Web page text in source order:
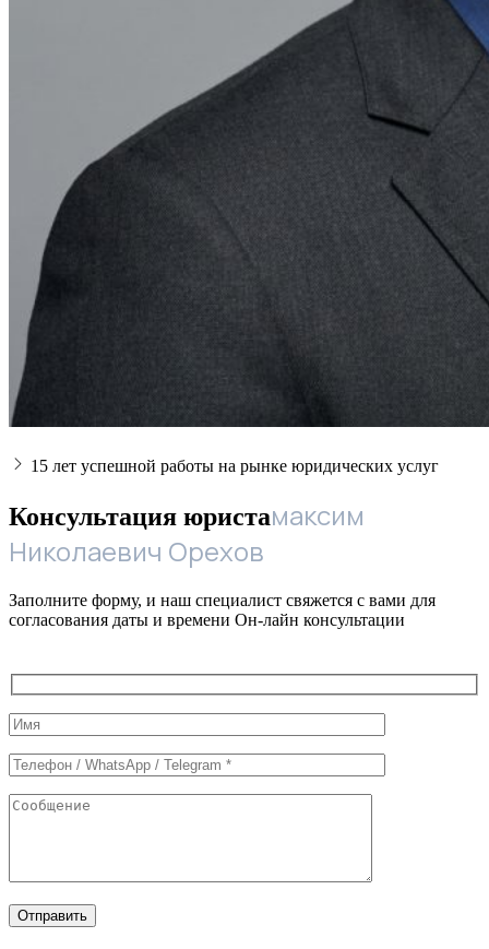
15 лет успешной работы на рынке юридических услуг
Консультация юристамаксим
Николаевич Орехов
Заполните форму, и наш специалист свяжется с вами для
согласования даты и времени Он-лайн консультации
Служебные
поля
формы
Отправить